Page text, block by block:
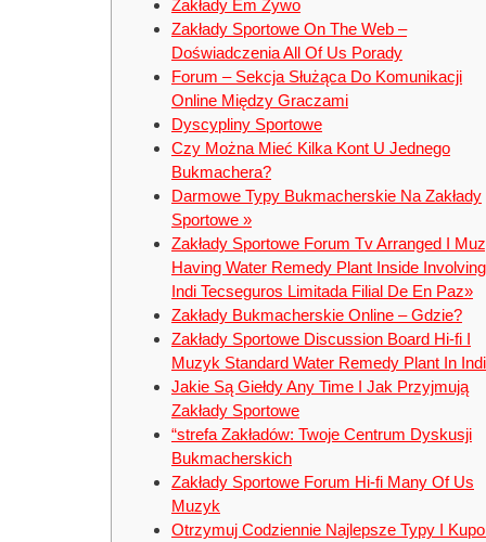
Zakłady Em Żywo
Zakłady Sportowe On The Web –
Doświadczenia All Of Us Porady
Forum – Sekcja Służąca Do Komunikacji
Online Między Graczami
Dyscypliny Sportowe
Czy Można Mieć Kilka Kont U Jednego
Bukmachera?
Darmowe Typy Bukmacherskie Na Zakłady
Sportowe »
Zakłady Sportowe Forum Tv Arranged I
Having Water Remedy Plant Inside Involving
Indi Tecseguros Limitada Filial De En Paz»
Zakłady Bukmacherskie Online – Gdzie?
Zakłady Sportowe Discussion Board Hi-fi I
Muzyk Standard Water Remedy Plant In
Jakie Są Giełdy Any Time I Jak Przyjmują
Zakłady Sportowe
“strefa Zakładów: Twoje Centrum Dyskusji
Bukmacherskich
Zakłady Sportowe Forum Hi-fi Many Of Us
Muzyk
Otrzymuj Codziennie Najlepsze Typy I